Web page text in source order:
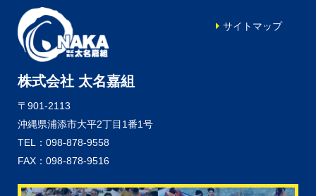
株式会社 太名嘉組
〒901-2113
沖縄県浦添市大平2丁目1番1号
TEL：098-878-9558
FAX：098-878-9516
サイトマップ